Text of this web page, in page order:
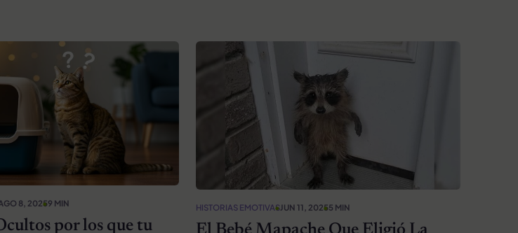
8, 20259 MIN
por los que tu
HISTORIAS EMOTIVASJUN 11, 20255 MIN